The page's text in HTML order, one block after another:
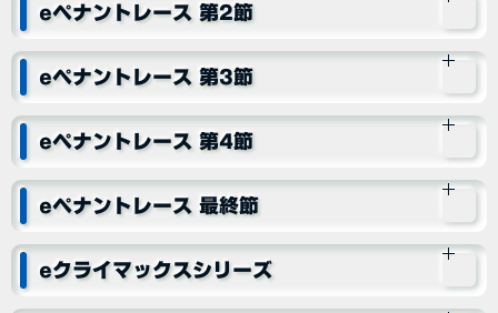
eペナントレース 第2節
eペナントレース 第3節
eペナントレース 第4節
eペナントレース 最終節
eクライマックスシリーズ